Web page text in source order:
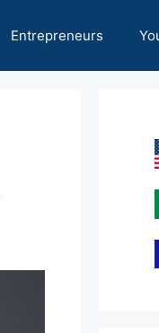
Entrepreneurs